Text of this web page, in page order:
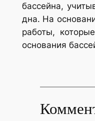
бассейна,
дна. На
работы,
основания